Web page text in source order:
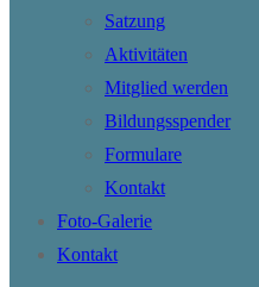
Satzung
Aktivitäten
Mitglied werden
Bildungsspender
Formulare
Kontakt
Foto-Galerie
Kontakt